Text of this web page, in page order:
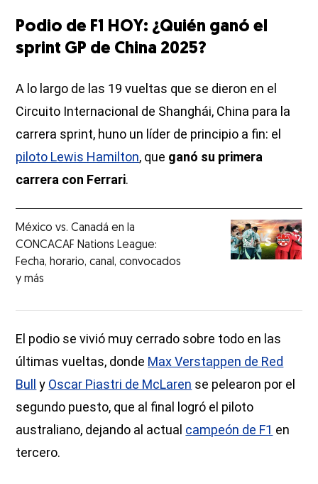
Podio de F1 HOY: ¿Quién ganó el
sprint GP de China 2025?
A lo largo de las 19 vueltas que se dieron en el
Circuito Internacional de Shanghái, China para la
carrera sprint, huno un líder de principio a fin: el
piloto Lewis Hamilton, que ganó su primera
carrera con Ferrari.
México vs. Canadá en la
CONCACAF Nations League:
Fecha, horario, canal, convocados
y más
El podio se vivió muy cerrado sobre todo en las
últimas vueltas, donde Max Verstappen de Red
Bull
y Oscar Piastri de McLaren se pelearon por el
segundo puesto, que al final logró el piloto
australiano, dejando al actual campeón de F1 en
tercero.